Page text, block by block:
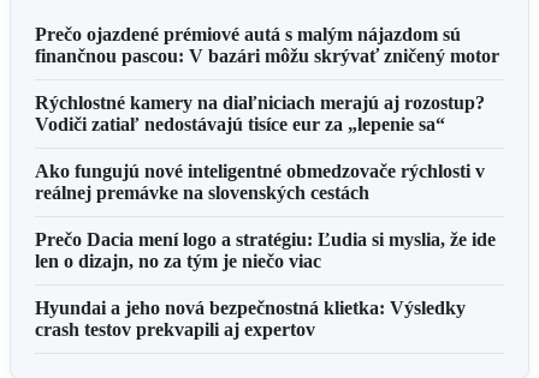
Prečo ojazdené prémiové autá s malým nájazdom sú
finančnou pascou: V bazári môžu skrývať zničený motor
Rýchlostné kamery na diaľniciach merajú aj rozostup?
Vodiči zatiaľ nedostávajú tisíce eur za „lepenie sa“
Ako fungujú nové inteligentné obmedzovače rýchlosti v
reálnej premávke na slovenských cestách
Prečo Dacia mení logo a stratégiu: Ľudia si myslia, že ide
len o dizajn, no za tým je niečo viac
Hyundai a jeho nová bezpečnostná klietka: Výsledky
crash testov prekvapili aj expertov